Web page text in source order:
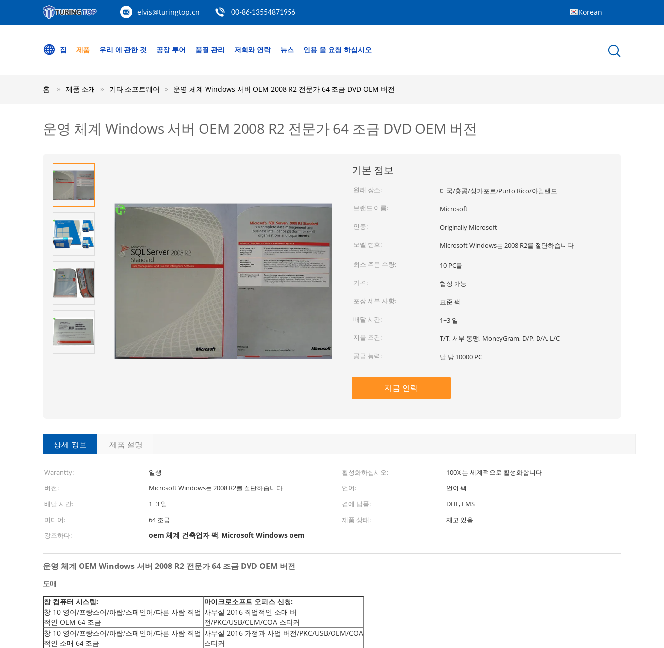
elvis@turingtop.cn 00-86-13554871956 Korean
집 제품 우리 에 관한 것 공장 투어 품질 관리 저희와 연락 뉴스 인용 을 요청 하십시오
홈 제품 소개 기타 소프트웨어 운영 체계 Windows 서버 OEM 2008 R2 전문가 64 조금 DVD OEM 버전
운영 체계 Windows 서버 OEM 2008 R2 전문가 64 조금 DVD OEM 버전
기본 정보
원래 장소:
미국/홍콩/싱가포르/Purto Rico/아일랜드
브랜드 이름:
Microsoft
인증:
Originally Microsoft
모델 번호:
Microsoft Windows는 2008 R2를 절단하습니다
최소 주문 수량:
10 PC를
가격:
협상 가능
포장 세부 사항:
표준 팩
배달 시간:
1~3 일
지불 조건:
T/T, 서부 동맹, MoneyGram, D/P, D/A, L/C
공급 능력:
달 당 10000 PC
지금 연락
상세 정보 제품 설명
Warantty: 일생 활성화하십시오:
100%는 세계적으로 활성화합니다
버전:
Microsoft Windows는 2008 R2를 절단하습니다 언어:
언어 팩
배달 시간:
1~3 일 곁에 납품:
DHL, EMS
미디어:
64 조금 제품 상태:
재고 있음
강조하다:
oem 체계 건축업자 팩, Microsoft Windows oem
운영 체계 OEM Windows 서버 2008 R2 전문가 64 조금 DVD OEM 버전
도매
창 컴퓨터 시스템:
마이크로소프트 오피스 신청:
창 10 영어/프랑스어/아랍/스페인어/다른 사람 직업
적인 OEM 64 조금
사무실 2016 직업적인 소매 버
전/PKC/USB/OEM/COA 스티커
창 10 영어/프랑스어/아랍/스페인어/다른 사람 직업
적인 소매 64 조금
사무실 2016 가정과 사업 버전/PKC/USB/OEM/COA
스티커